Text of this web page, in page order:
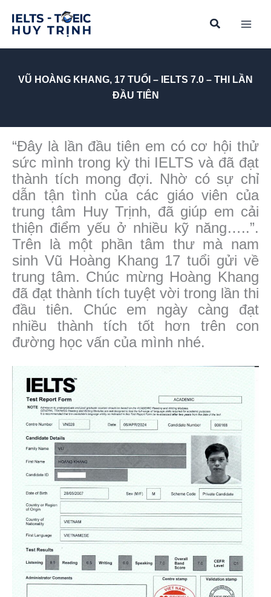
content
VŨ HOÀNG KHANG, 17 TUỔI – IELTS 7.0 – THI LẦN
ĐẦU TIÊN
“Đây là lần đầu tiên em có cơ hội thử
sức mình trong kỳ thi IELTS và đã đạt
thành tích mong đợi. Nhờ có sự chỉ
dẫn tận tình của các giáo viên của
trung tâm Huy Trịnh, đã giúp em cải
thiện điểm yếu ở nhiều kỹ năng…..”.
Trên là một phần tâm thư mà nam
sinh Vũ Hoàng Khang 17 tuổi gửi về
trung tâm. Chúc mừng Hoàng Khang
đã đạt thành tích tuyệt vời trong lần thi
đầu tiên. Chúc em ngày càng đạt
nhiều thành tích tốt hơn trên con
đường học vấn của mình nhé.